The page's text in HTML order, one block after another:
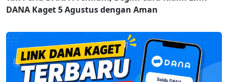
DANA Kaget 5 Agustus dengan Aman